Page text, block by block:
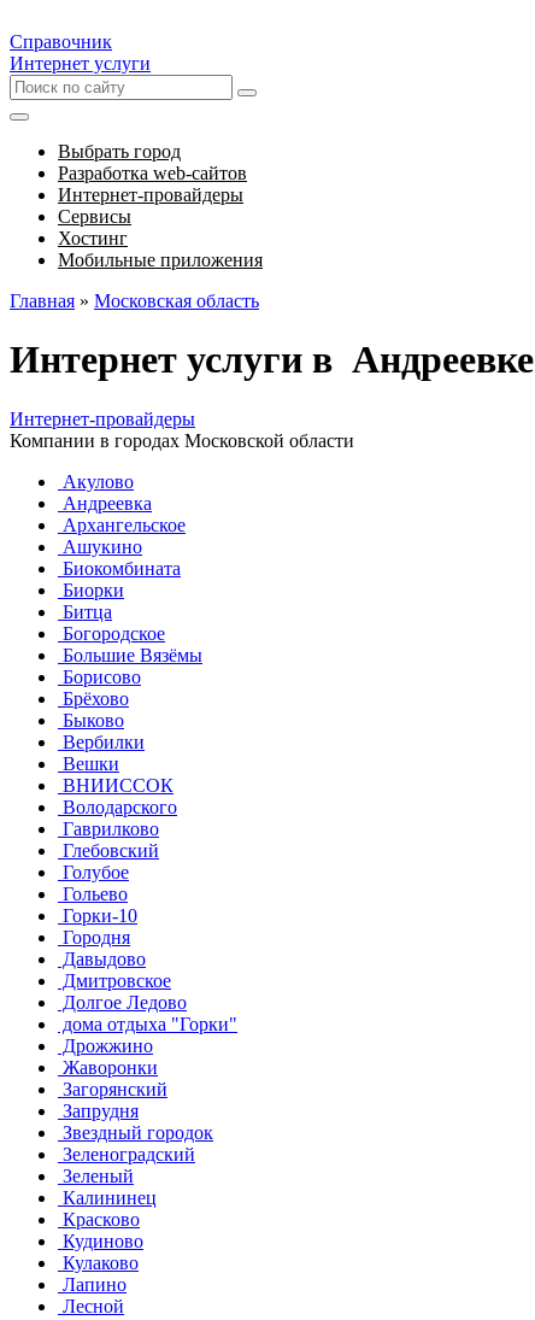
Справочник
Интернет услуги
Выбрать город
Разработка web-сайтов
Интернет-провайдеры
Сервисы
Хостинг
Мобильные приложения
Главная » Московская область
Интернет услуги в Андреевке
Интернет-провайдеры
Компании в городах Московской области
Акулово
Андреевка
Архангельское
Ашукино
Биокомбината
Биорки
Битца
Богородское
Большие Вязёмы
Борисово
Брёхово
Быково
Вербилки
Вешки
ВНИИССОК
Володарского
Гаврилково
Глебовский
Голубое
Гольево
Горки-10
Городня
Давыдово
Дмитровское
Долгое Ледово
дома отдыха "Горки"
Дрожжино
Жаворонки
Загорянский
Запрудня
Звездный городок
Зеленоградский
Зеленый
Калининец
Красково
Кудиново
Кулаково
Лапино
Лесной